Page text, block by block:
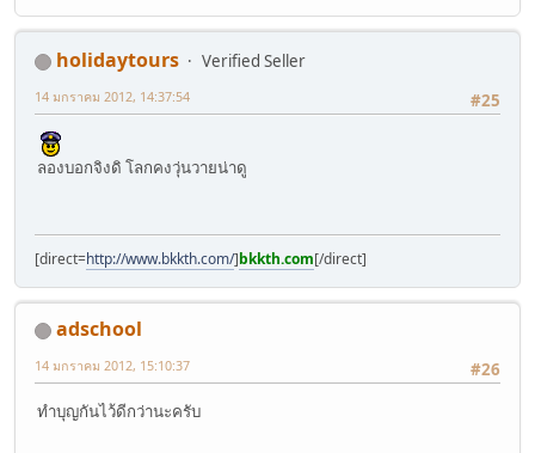
holidaytours
Verified Seller
#25
14 มกราคม 2012, 14:37:54
ลองบอกจิงดิ โลกคงวุ่นวายน่าดู
[direct=http://www.bkkth.com/]bkkth.com[/direct]
adschool
#26
14 มกราคม 2012, 15:10:37
ทำบุญกันไว้ดีกว่านะครับ